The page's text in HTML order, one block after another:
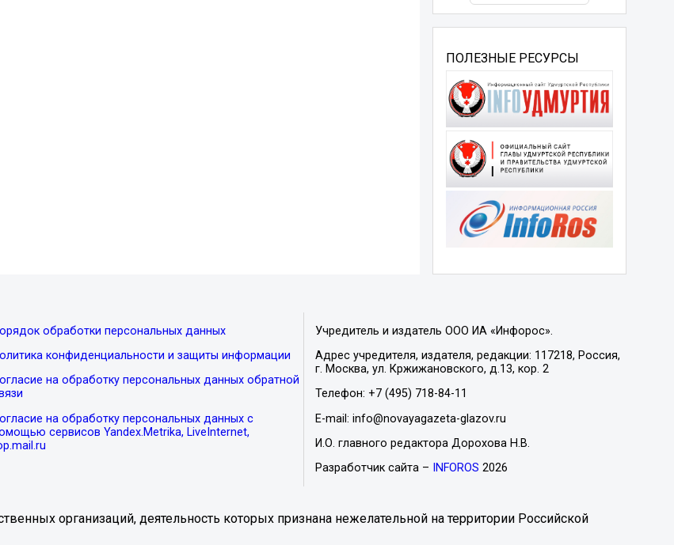
ПОЛЕЗНЫЕ РЕСУРСЫ
обработки персональных данных
конфиденциальности и защиты информации
на обработку персональных данных обратной
на обработку персональных данных с
сервисов Yandex.Metrika, LiveInternet,
Учредитель и издатель ООО ИА «Инфорос».
Адрес учредителя, издателя, редакции: 117218, Россия,
г. Москва, ул. Кржижановского, д.13, кор. 2
Телефон: +7 (495) 718-84-11
E-mail: info@novayagazeta-glazov.ru
И.О. главного редактора Дорохова Н.В.
Разработчик сайта – INFOROS 2026
организаций, деятельность которых признана нежелательной на территории Российской